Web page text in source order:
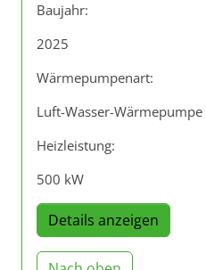
Baujahr:
2025
Wärmepumpenart:
Luft-Wasser-Wärmepumpe
Heizleistung:
500 kW
Details anzeigen